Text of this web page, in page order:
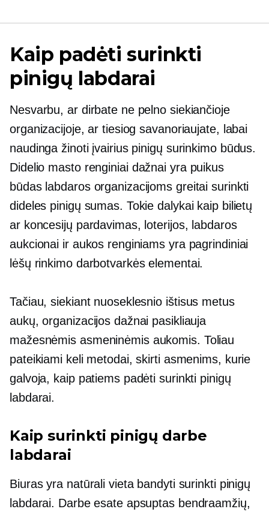
Kaip padėti surinkti
pinigų labdarai
Nesvarbu, ar dirbate ne pelno siekiančioje
organizacijoje, ar tiesiog savanoriaujate, labai
naudinga žinoti įvairius pinigų surinkimo būdus.
Didelio mastorenginiai dažnai yra puikus
būdas labdaros organizacijoms greitai surinkti
dideles pinigų sumas. Tokie dalykai kaip bilietų
ar koncesijų pardavimas, loterijos, labdaros
aukcionai ir aukos renginiams yra pagrindiniai
lėšų rinkimo darbotvarkės elementai.
Tačiau, siekiant nuoseklesnio ištisus metus
aukų, organizacijos dažnai pasikliauja
mažesnėmis asmeninėmis aukomis. Toliau
pateikiami keli metodai, skirti asmenims, kurie
galvoja, kaip patiems padėti surinkti pinigų
labdarai.
Kaip surinkti pinigų darbe
labdarai
Biuras yra natūrali vieta bandyti surinkti pinigų
labdarai. Darbe esate apsuptas bendraamžių,